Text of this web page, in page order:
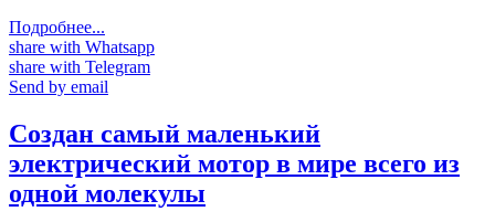
Подробнее...
share with Whatsapp
share with Telegram
Send by email
Создан самый маленький
электрический мотор в мире всего из
одной молекулы